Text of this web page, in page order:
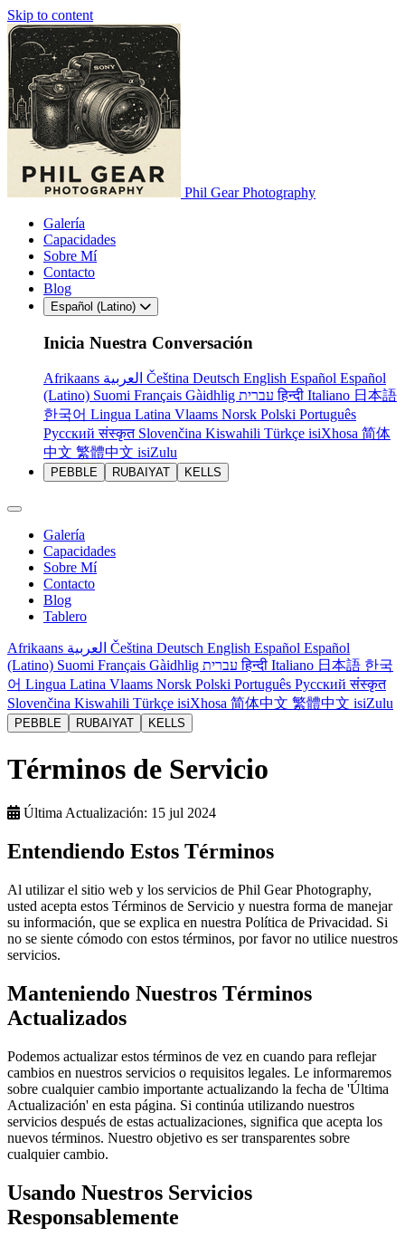
Skip to content
Phil Gear Photography
Galería
Capacidades
Sobre Mí
Contacto
Blog
Español (Latino)
Inicia Nuestra Conversación
Afrikaans Čeština Deutsch English Español Español
(Latino) Suomi Français Gàidhlig עבריתहिन्दी Italiano 日本語
한국어 Lingua Latina Vlaams Norsk Polski Português
Русскийसंस्कृत Slovenčina Kiswahili Türkçe isiXhosa 简体
中文 繁體中文 isiZulu
PEBBLE RUBAIYAT KELLS
Galería
Capacidades
Sobre Mí
Contacto
Blog
Tablero
Afrikaans Čeština Deutsch English Español Español
(Latino) Suomi Français Gàidhlig עבריתहिन्दी Italiano 日本語 한국
어 Lingua Latina Vlaams Norsk Polski Português Русскийसंस्कृत
Slovenčina Kiswahili Türkçe isiXhosa 简体中文 繁體中文 isiZulu
PEBBLE RUBAIYAT KELLS
Términos de Servicio
Última Actualización: 15 jul 2024
Entendiendo Estos Términos
Al utilizar el sitio web y los servicios de Phil Gear Photography,
usted acepta estos Términos de Servicio y nuestra forma de manejar
su información, que se explica en nuestra Política de Privacidad. Si
no se siente cómodo con estos términos, por favor no utilice nuestros
servicios.
Manteniendo Nuestros Términos
Actualizados
Podemos actualizar estos términos de vez en cuando para reflejar
cambios en nuestros servicios o requisitos legales. Le informaremos
sobre cualquier cambio importante actualizando la fecha de 'Última
Actualización' en esta página. Si continúa utilizando nuestros
servicios después de estas actualizaciones, significa que acepta los
nuevos términos. Nuestro objetivo es ser transparentes sobre
cualquier cambio.
Usando Nuestros Servicios
Responsablemente